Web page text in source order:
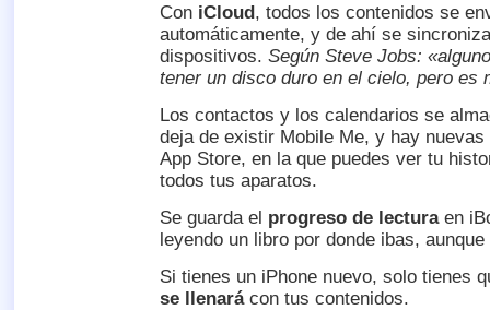
Con iCloud, todos los contenidos se
automáticamente, y de ahí se
dispositivos. Según Steve Jobs:
tener un disco duro en el cielo, pero es
Los contactos y los calendarios se
deja de existir Mobile Me, y hay
App Store, en la que puedes ver tu
todos tus aparatos.
Se guarda el progreso de lecturaen
leyendo un libro por donde ibas,
Si tienes un iPhone nuevo, solo tienes
se llenarácon tus contenidos.